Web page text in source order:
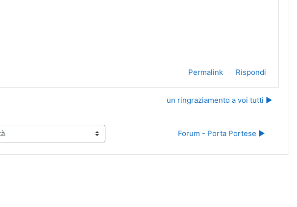
Permalink Rispondi
un ringraziamento a voi tutti ▶︎
Forum - Porta Portese ▶︎